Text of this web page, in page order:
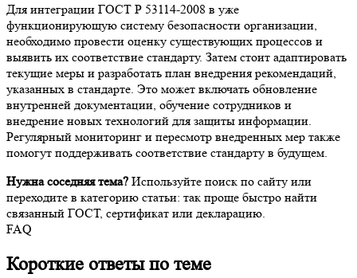
Для интеграции ГОСТ Р 53114-2008 в уже
функционирующую систему безопасности организации,
необходимо провести оценку существующих процессов и
выявить их соответствие стандарту. Затем стоит адаптировать
текущие меры и разработать план внедрения рекомендаций,
указанных в стандарте. Это может включать обновление
внутренней документации, обучение сотрудников и
внедрение новых технологий для защиты информации.
Регулярный мониторинг и пересмотр внедренных мер также
помогут поддерживать соответствие стандарту в будущем.
Нужна соседняя тема? Используйте поиск по сайту или
переходите в категорию статьи: так проще быстро найти
связанный ГОСТ, сертификат или декларацию.
FAQ
Короткие ответы по теме